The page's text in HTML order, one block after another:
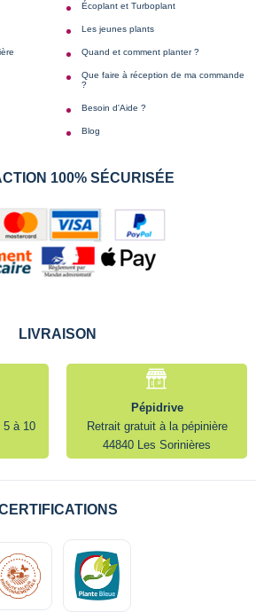
Écoplant et Turboplant
Les jeunes plants
Quand et comment planter ?
Que faire à réception de ma commande
?
Besoin d'Aide ?
Blog
100% SÉCURISÉE
LIVRAISON
5 à 10
Pépidrive
Retrait gratuit à la pépinière
44840 Les Sorinières